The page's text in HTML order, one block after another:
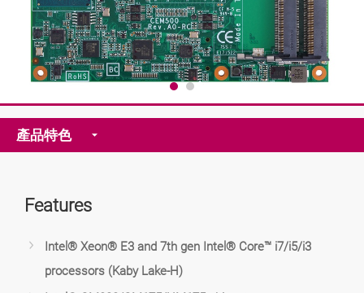
產品特色
Features
Intel® Xeon® E3 and 7th gen Intel® Core™ i7/i5/i3
processors (Kaby Lake-H)